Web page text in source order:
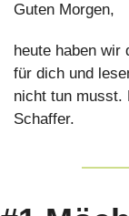
Guten Morgen,
heute haben wir
für dich und
nicht tun musst.
Schaffer.